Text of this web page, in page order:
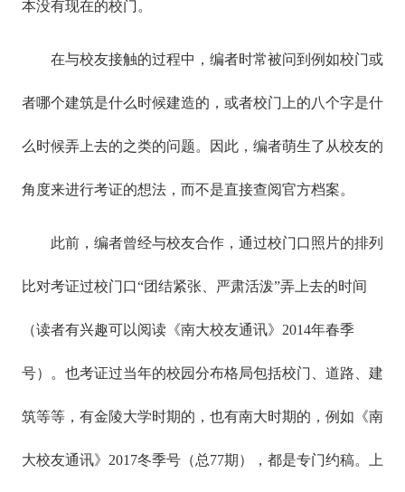
本没有现在的校门。
在与校友接触的过程中，编者时常被问到例如校门或
者哪个建筑是什么时候建造的，或者校门上的八个字是什
么时候弄上去的之类的问题。因此，编者萌生了从校友的
角度来进行考证的想法，而不是直接查阅官方档案。
此前，编者曾经与校友合作，通过校门口照片的排列
比对考证过校门口“团结紧张、严肃活泼”弄上去的时间
（读者有兴趣可以阅读《南大校友通讯》2014年春季
号）。也考证过当年的校园分布格局包括校门、道路、建
筑等等，有金陵大学时期的，也有南大时期的，例如《南
大校友通讯》2017冬季号（总77期），都是专门约稿。上